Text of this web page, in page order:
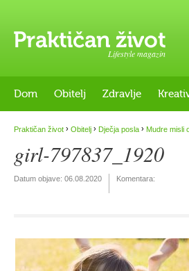
Lifestyle magazin
Dom Obitelj Zdravlje
Praktičan život › Obitelj › Dječja posla › Mudre misli
girl-797837_1920
Datum objave: 06.08.2020 Komentara: